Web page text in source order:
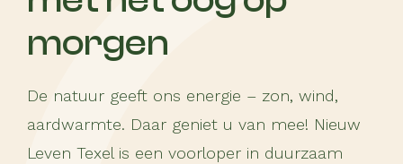
morgen
De natuur geeft ons energie – zon, wind,
aardwarmte. Daar geniet u van mee! Nieuw
Leven Texel is een voorloper in duurzaam